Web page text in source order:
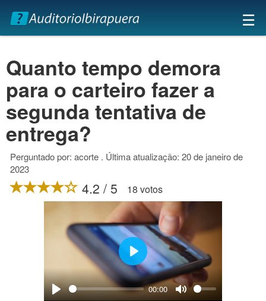
☰
Quanto tempo demora
para o carteiro fazer a
segunda tentativa de
entrega?
Perguntado por: acorte . Última atualização: 20 de janeiro de
2023
4.2 / 5 18 votos
00:00
Play